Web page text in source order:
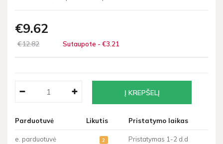
€9 62
€1282 Sutaupote - €3 21
Parduotuvė Likutis Pristatymo laikas
e. parduotuvė 2 Pristatymas 1-2 d.d